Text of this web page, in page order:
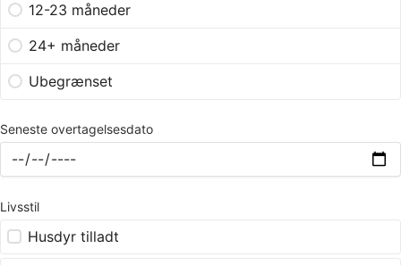
12-23 måneder
24+ måneder
Ubegrænset
Seneste overtagelsesdato
Livsstil
Husdyr tilladt